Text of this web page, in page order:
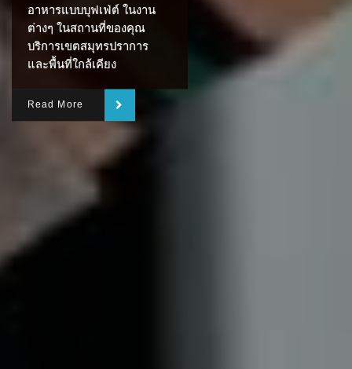
อาหารแบบบุฟเฟ่ต์ ในงาน
ต่างๆ ในสถานที่ของคุณ
บริการเขตสมุทรปราการ
และพื้นที่ใกล้เคียง
Read More